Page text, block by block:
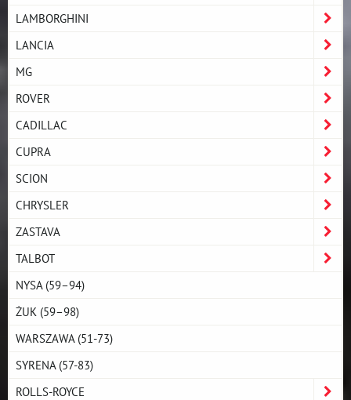
LAMBORGHINI
LANCIA
MG
ROVER
CADILLAC
CUPRA
SCION
CHRYSLER
ZASTAVA
TALBOT
NYSA (59–94)
ŻUK (59–98)
WARSZAWA (51-73)
SYRENA (57-83)
ROLLS-ROYCE